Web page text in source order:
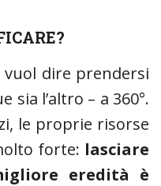
dire prendersi
sia l’altro – a 360°.
le proprie risorse
forte: lasciare
eredità è